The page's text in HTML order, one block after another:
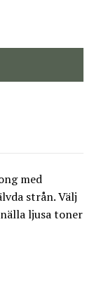
med
strån. Välj
ljusa toner